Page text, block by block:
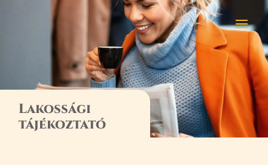
Lakossági
tájékoztató